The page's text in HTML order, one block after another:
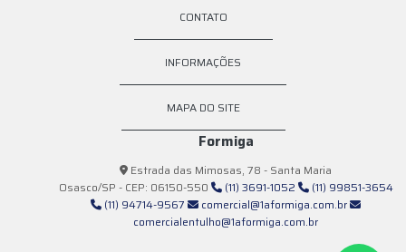
Empresa de transporte de resíduos sólidos
Empresas de transporte de resíduos perigosos
Locação de caçamba de entulho
Locação de caçamba de entulho preço
CONTATO
INFORMAÇÕES
MAPA DO SITE
Formiga
Estrada das Mimosas, 78 - Santa Maria
Osasco/SP - CEP: 06150-550
(11) 3691-1052
(11) 99851-3654
(11) 94714-9567
comercial@1aformiga.com.br
comercialentulho@1aformiga.com.br